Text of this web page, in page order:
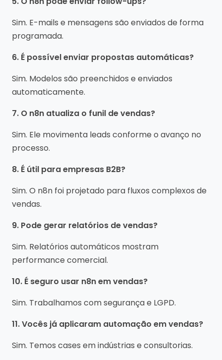
Sim. E-mails e mensagens são enviados de forma
programada.
6. É possível enviar propostas automáticas?
Sim. Modelos são preenchidos e enviados
automaticamente.
7. O n8n atualiza o funil de vendas?
Sim. Ele movimenta leads conforme o avanço no
processo.
8. É útil para empresas B2B?
Sim. O n8n foi projetado para fluxos complexos de
vendas.
9. Pode gerar relatórios de vendas?
Sim. Relatórios automáticos mostram
performance comercial.
10. É seguro usar n8n em vendas?
Sim. Trabalhamos com segurança e LGPD.
11. Vocês já aplicaram automação em vendas?
Sim. Temos cases em indústrias e consultorias.